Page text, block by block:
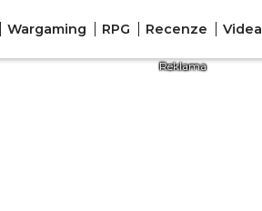
Wargaming RPG Recenze Videa